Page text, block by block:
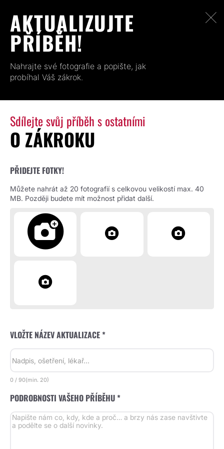
AKTUALIZUJTE
PŘÍBĚH!
Nahrajte své fotografie a popište, jak
probíhal Váš zákrok.
Sdílejte svůj příběh s ostatními
O ZÁKROKU
PŘIDEJTE FOTKY!
Můžete nahrát až 20 fotografií s celkovou velikostí max. 40
MB. Později budete mít možnost přidat další.
VLOŽTE NÁZEV AKTUALIZACE *
0 / 90(min. 20)
PODROBNOSTI VAŠEHO PŘÍBĚHU *